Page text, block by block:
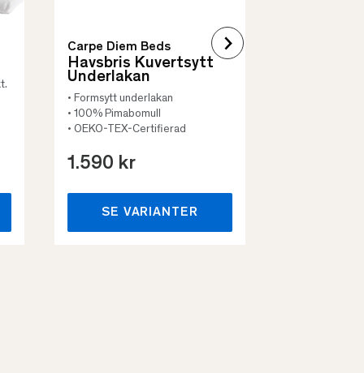
Carpe Diem Beds
Havsbris Kuvertsytt
Underlakan
• Formsytt underlakan
• 100% Pimabomull
• OEKO-TEX-Certifierad
1.590 kr
SE VARIANTER